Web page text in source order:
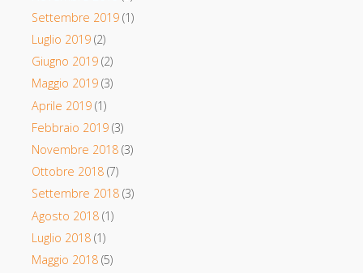
Settembre 2019(1)
Luglio 2019(2)
Giugno 2019(2)
Maggio 2019(3)
Aprile 2019(1)
Febbraio 2019(3)
Novembre 2018(3)
Ottobre 2018(7)
Settembre 2018(3)
Agosto 2018(1)
Luglio 2018(1)
Maggio 2018(5)